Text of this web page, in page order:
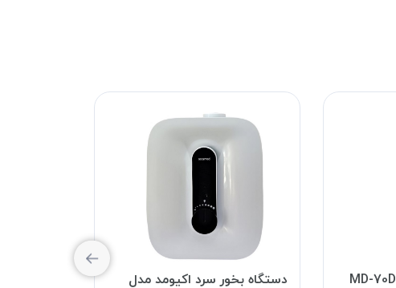
دستگاه بخور سرد اکیومد مدل